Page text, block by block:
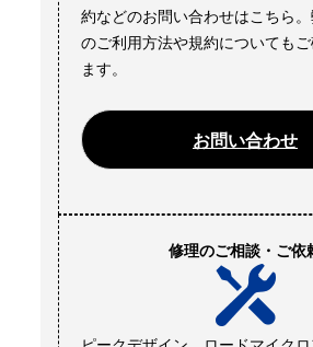
約などのお問い合わせはこちら
のご利用方法や規約についても
ます。
お問い合わせ
修理のご相談・ご依